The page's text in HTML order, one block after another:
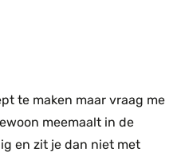
te maken maar vraag me
meemaalt in de
en zit je dan niet met